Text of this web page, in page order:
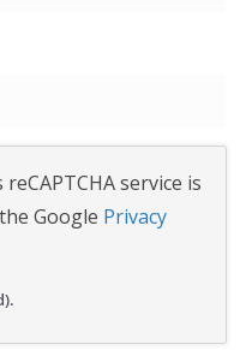
service is
Google Privacy